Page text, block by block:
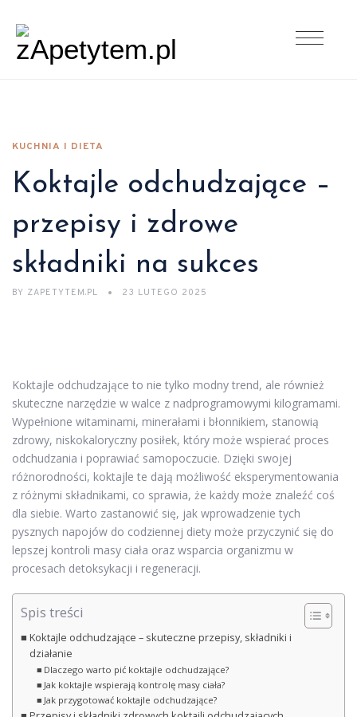
KUCHNIA I DIETA
Koktajle odchudzające –
przepisy i zdrowe
składniki na sukces
BY ZAPETYTEM.PL 23 LUTEGO 2025
Koktajle odchudzające to nie tylko modny trend, ale również
skuteczne narzędzie w walce z nadprogramowymi kilogramami.
Wypełnione witaminami, minerałami i błonnikiem, stanowią
zdrowy, niskokaloryczny posiłek, który może wspierać proces
odchudzania i poprawiać samopoczucie. Dzięki swojej
różnorodności, koktajle te dają możliwość eksperymentowania
z różnymi składnikami, co sprawia, że każdy może znaleźć coś
dla siebie. Warto zastanowić się, jak wprowadzenie tych
pysznych napojów do codziennej diety może przyczynić się do
lepszej kontroli masy ciała oraz wsparcia organizmu w
procesach detoksykacji i regeneracji.
Spis treści
Koktajle odchudzające – skuteczne przepisy, składniki i
działanie
Dlaczego warto pić koktajle odchudzające?
Jak koktajle wspierają kontrolę masy ciała?
Jak przygotować koktajle odchudzające?